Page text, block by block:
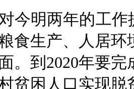
明两年的工作
食生产、人居
。到2020年要
贫困人口实现